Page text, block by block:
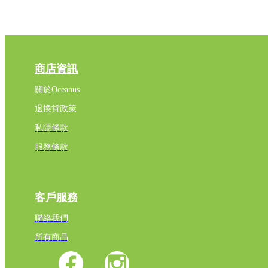
商店資訊
關於Oceanus
退換貨政策
私隱條款
服務條款
客戶服務
聯絡我們
所有商品